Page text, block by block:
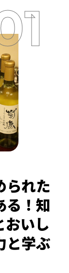
られた
る！知
おいし
と学ぶ